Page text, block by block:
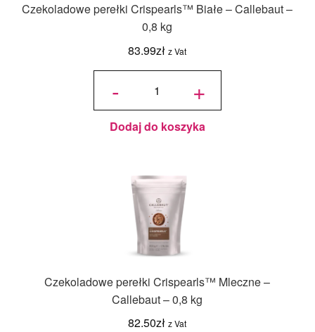
Czekoladowe perełki Crispearls™ Białe – Callebaut –
0,8 kg
83.99zł z Vat
-
ilość
Crispearls™
Białe –
0,8 kg +
Dodaj do koszyka
Czekoladowe perełki Crispearls™ Mleczne –
Callebaut – 0,8 kg
82.50zł z Vat